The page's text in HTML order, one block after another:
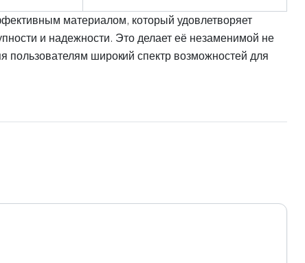
материалом, который удовлетворяет
и надежности. Это делает её незаменимой не
широкий спектр возможностей для